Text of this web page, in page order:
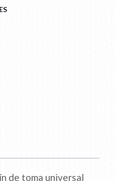
de toma universal